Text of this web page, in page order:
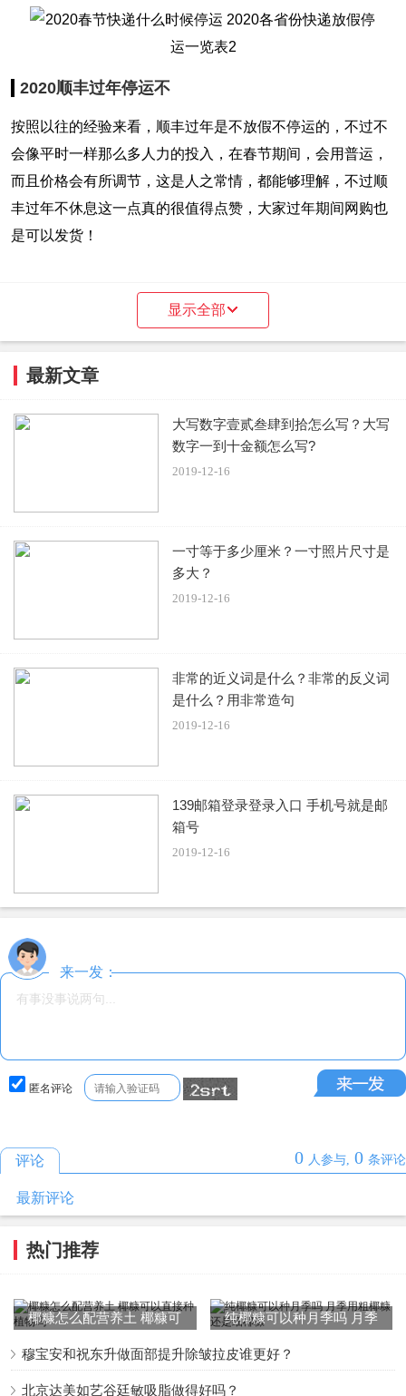
2020顺丰过年停运不
按照以往的经验来看，顺丰过年是不放假不停运的，不过不
会像平时一样那么多人力的投入，在春节期间，会用普运，
而且价格会有所调节，这是人之常情，都能够理解，不过顺
丰过年不休息这一点真的很值得点赞，大家过年期间网购也
是可以发货！
圆通，韵达2020年春节的最后揽件时间是腊月二十九，也就
务费；EMS2020年春节也不放假，但是只送半天，收货时间
显示全部
最新文章
大写数字壹贰叁肆到拾怎么写？大写
数字一到十金额怎么写?
2019-12-16
一寸等于多少厘米？一寸照片尺寸是
多大？
2019-12-16
非常的近义词是什么？非常的反义词
是什么？用非常造句
2019-12-16
139邮箱登录登录入口 手机号就是邮
箱号
2019-12-16
来一发：
匿名评论
评论 0 人参与, 0 条评论
最新评论
热门推荐
椰糠怎么配营养土 椰糠可
纯椰糠可以种月季吗 月季
穆宝安和祝东升做面部提升除皱拉皮谁更好？
北京达美如艺谷廷敏吸脂做得好吗？